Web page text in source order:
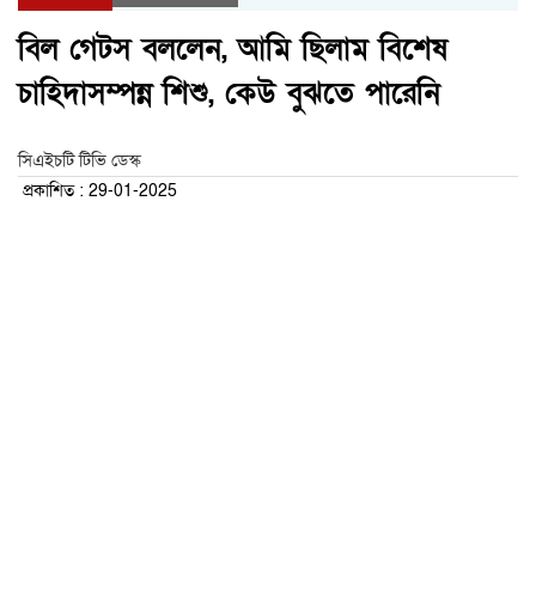
বিল গেটস বললেন, আমি ছিলাম বিশেষ
চাহিদাসম্পন্ন শিশু, কেউ বুঝতে পারেনি
সিএইচটি টিভি ডেস্ক
প্রকাশিত : 29-01-2025